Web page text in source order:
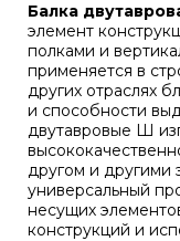
Балка
элемент
полками и
применяется в
других отраслях
и способности
двутавровые Ш
другом и другими
универсальный
несущих
конструкций и